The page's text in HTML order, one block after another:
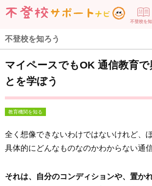
不登校を
不登校を知ろう
マイペースでもOK 通信教育で
とを学ぼう
教育機関を知る
全く想像できないわけではないけれど、
具体的にどんなものなのかわからない通信
それは、自分のコンディションや、置か